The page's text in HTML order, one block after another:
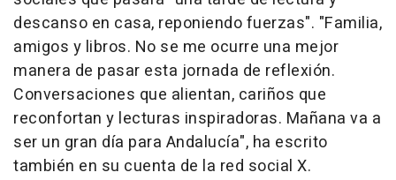
descanso en casa, reponiendo fuerzas". "Familia,
amigos y libros. No se me ocurre una mejor
manera de pasar esta jornada de reflexión.
Conversaciones que alientan, cariños que
reconfortan y lecturas inspiradoras. Mañana va a
ser un gran día para Andalucía", ha escrito
también en su cuenta de la red social X.